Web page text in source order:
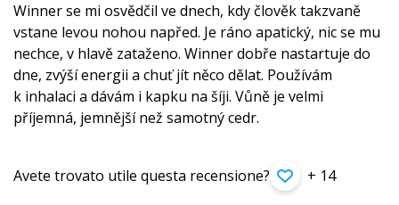
Winner se mi osvědčil ve dnech, kdy člověk takzvaně
vstane levou nohou napřed. Je ráno apatický, nic se mu
nechce, v hlavě zataženo. Winner dobře nastartuje do
dne, zvýší energii a chuť jít něco dělat. Používám
k inhalaci a dávám i kapku na šíji. Vůně je velmi
příjemná, jemnější než samotný cedr.
Avete trovato utile questa recensione? + 14